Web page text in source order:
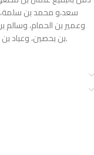
سعد،و محمد بن سلمة،
وعمير بن الحمام،
بن بحصين، وعباد بن بشر، وعمرو بن مرة، وأخيراً سفير الصدق حبيب بن زيـد.